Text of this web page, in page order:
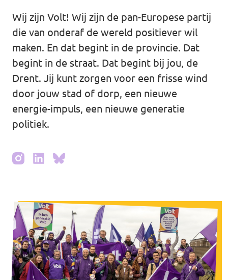
Agenda
Vacatures
Wij zijn Volt! Wij zijn de pan-Europese partij
die van onderaf de wereld positiever wil
maken. En dat begint in de provincie. Dat
begint in de straat. Dat begint bij jou, de
Drent. Jij kunt zorgen voor een frisse wind
door jouw stad of dorp, een nieuwe
energie-impuls, een nieuwe generatie
politiek.